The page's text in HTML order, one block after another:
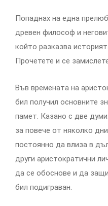
Попаднах на една
древен философ и
който разказва
Прочетете и се
Във времената на
бил получил основните
памет. Казано с две
за повече от няколко
постоянно да влиза в
други аристократични
да се обоснове и да
бил подиграван.